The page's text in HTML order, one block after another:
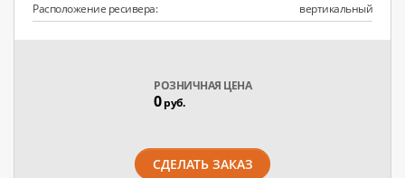
Расположение ресивера:
вертикальный
РОЗНИЧНАЯ ЦЕНА
0руб.
СДЕЛАТЬ ЗАКАЗ